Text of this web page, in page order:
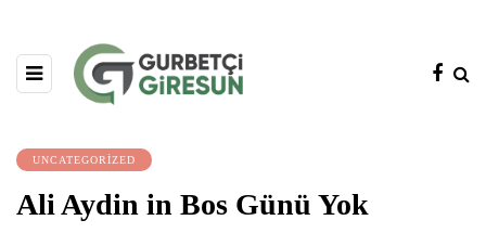
UNCATEGORIZED
Ali Aydin in Bos Günü Yok